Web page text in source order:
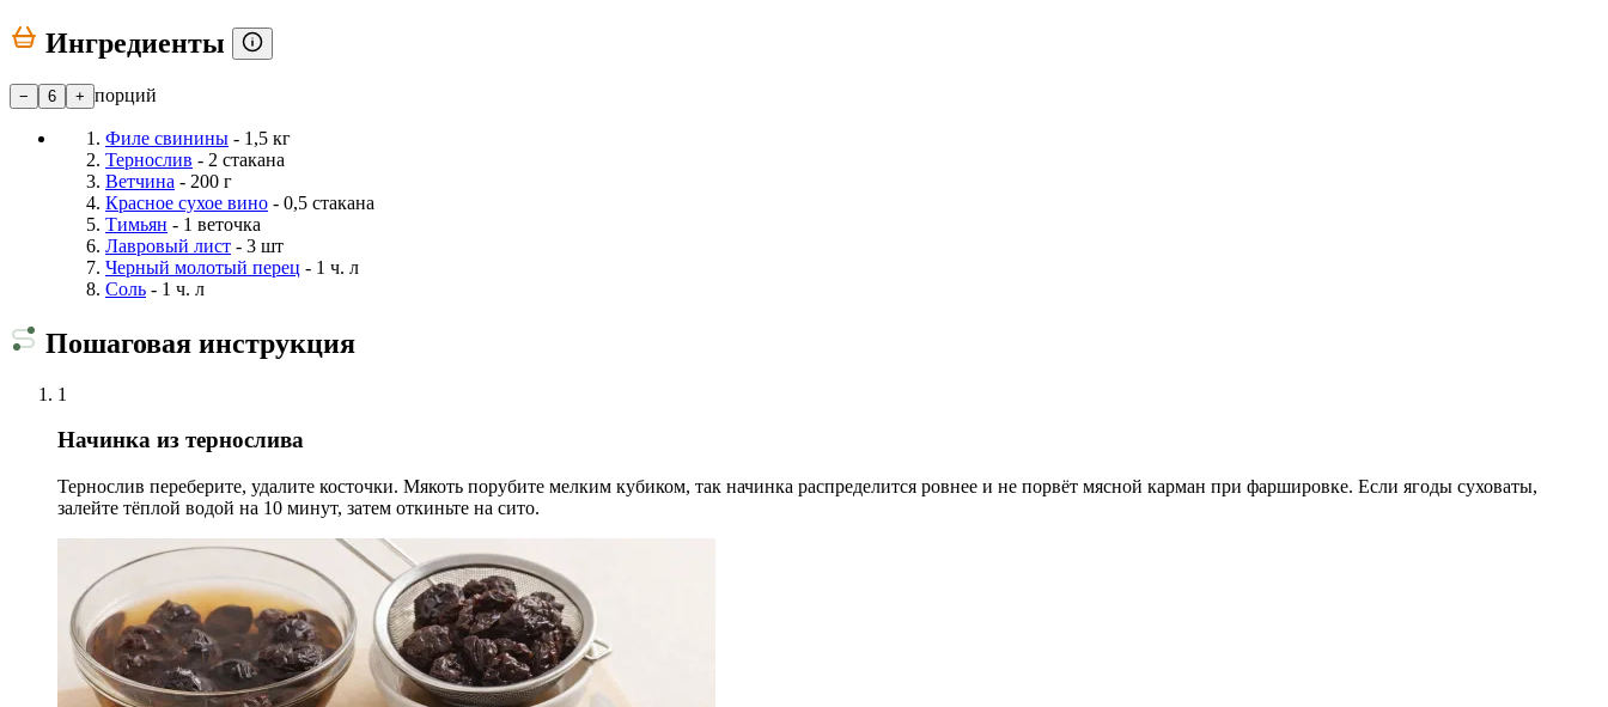
Ингредиенты
− 6 + порций
Филе свинины - 1,5 кг
Тернослив - 2 стакана
Ветчина - 200 г
Красное сухое вино - 0,5 стакана
Тимьян - 1 веточка
Лавровый лист - 3 шт
Черный молотый перец - 1 ч. л
Соль - 1 ч. л
Пошаговая инструкция
1
Начинка из тернослива
Тернослив переберите, удалите косточки. Мякоть порубите мелким кубиком, так начинка распределится ровнее и не порвёт мясной карман при фаршировке. Если ягоды суховаты,
залейте тёплой водой на 10 минут, затем откиньте на сито.